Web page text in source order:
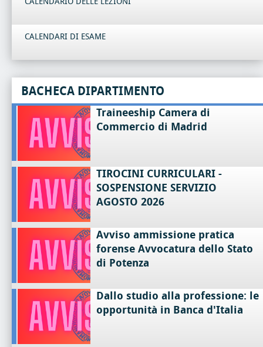
CALENDARI DI ESAME
BACHECA DIPARTIMENTO
Traineeship Camera di
Commercio di Madrid
TIROCINI CURRICULARI -
SOSPENSIONE SERVIZIO
AGOSTO 2026
Avviso ammissione pratica
forense Avvocatura dello Stato
di Potenza
Dallo studio alla professione: le
opportunità in Banca d'Italia